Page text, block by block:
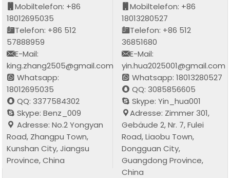
Mobiltelefon: +86
18012695035
Telefon: +86 512
57888959
E-Mail:
king.zhang2505@gmail.com
Whatsapp:
18012695035
QQ: 3377584302
Skype: Benz_009
Adresse: No.2 Yongyan
Road, Zhangpu Town,
Kunshan City, Jiangsu
Province, China
Mobiltelefon: +86
18013280527
Telefon: +86 512
36851680
E-Mail:
yin.hua2025001@gmail.com
Whatsapp: 18013280527
QQ: 3085856605
Skype: Yin_hua001
Adresse: Zimmer 301,
Gebäude 2, Nr. 7, Fulei
Road, Liaobu Town,
Dongguan City,
Guangdong Province,
China